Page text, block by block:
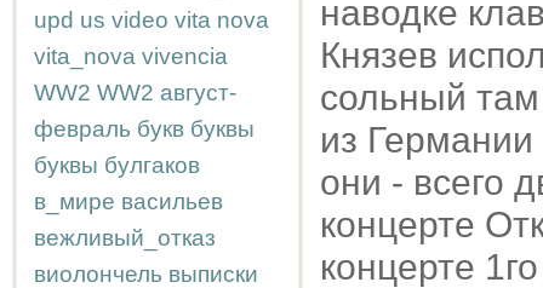
upd us video vita nova
vita_nova vivencia
WW2 WW2 август-
февраль букв буквы
буквы булгаков
в_мире васильев
вежливый_отказ
виолончель выписки
наводке
Князев
сольный
из
они - всего
концерте
концерте